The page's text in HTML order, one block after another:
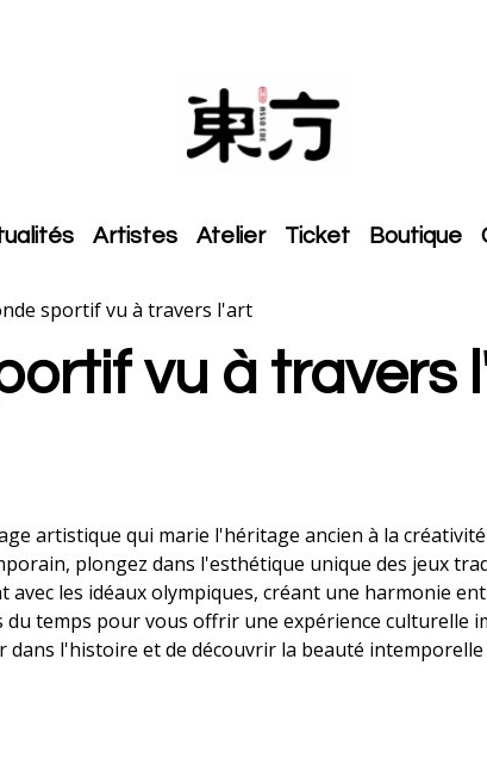
Artistes Atelier Ticket Boutique
sportif vu à travers l'art
vu à travers
artistique qui marie l'héritage ancien à la
plongez dans l'esthétique unique des jeux
les idéaux olympiques, créant une harmonie
temps pour vous offrir une expérience culturelle
l'histoire et de découvrir la beauté